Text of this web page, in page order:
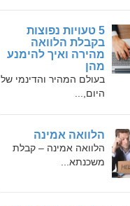
5 טעויות נפוצות
בקבלת הלוואה
מהירה ואיך להימנע
מהן
בעולם המהיר והדינמי של
היום,...
הלוואה אמינה
הלוואה אמינה – קבלת
משכנתא...